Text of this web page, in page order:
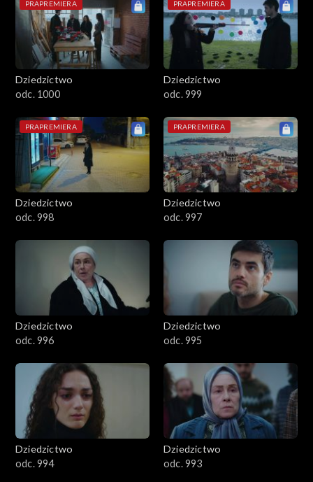
PRAPREMIERA
Dziedzictwo
odc. 1000
PRAPREMIERA
Dziedzictwo
odc. 999
PRAPREMIERA
Dziedzictwo
odc. 998
PRAPREMIERA
Dziedzictwo
odc. 997
Dziedzictwo
odc. 996
Dziedzictwo
odc. 995
Dziedzictwo
odc. 994
Dziedzictwo
odc. 993